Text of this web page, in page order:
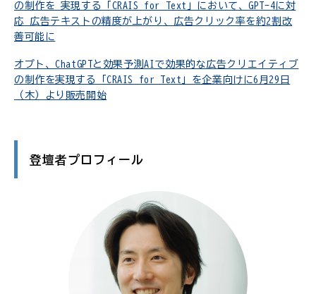
の制作を 実現する「CRAIS for Text」において、GPT-4に対
応 広告テキストの精度が上がり、広告クリック率を約2割改
善可能に
オプト、ChatGPTと効果予測AIで効果的な広告クリエイティブ
の制作を実現する「CRAIS for Text」を企業向けに6月29日
（木）より販売開始
登壇者プロフィール